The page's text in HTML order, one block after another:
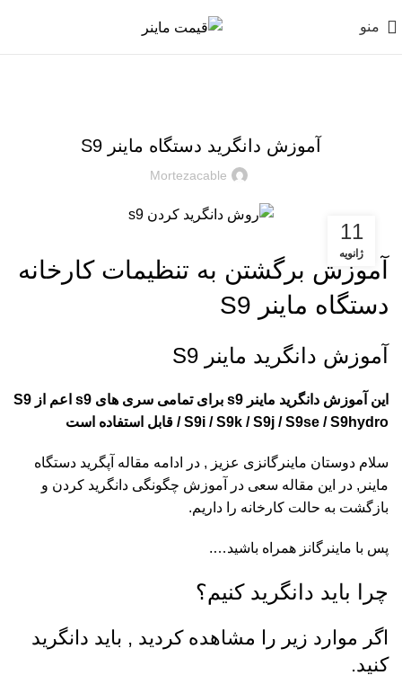
منو
آموزش دانگرید دستگاه ماینر S9
Mortezacable
11
ژانویه
آموزش برگشتن به تنظیمات کارخانه
دستگاه ماینر S9
آموزش دانگرید ماینر S9
این آموزش دانگرید ماینر s9 برای تمامی سری های s9 اعم از S9
/ S9i / S9k / S9j / S9se / S9hydro قابل استفاده است
سلام دوستان ماینرگانزی عزیز , در ادامه مقاله آپگرید دستگاه
ماینر, در این مقاله سعی در آموزش چگونگی دانگرید کردن و
بازگشت به حالت کارخانه را داریم.
پس با ماینرگانز همراه باشید….
چرا باید دانگرید کنیم؟
اگر موارد زیر را مشاهده کردید , باید دانگرید
کنید.